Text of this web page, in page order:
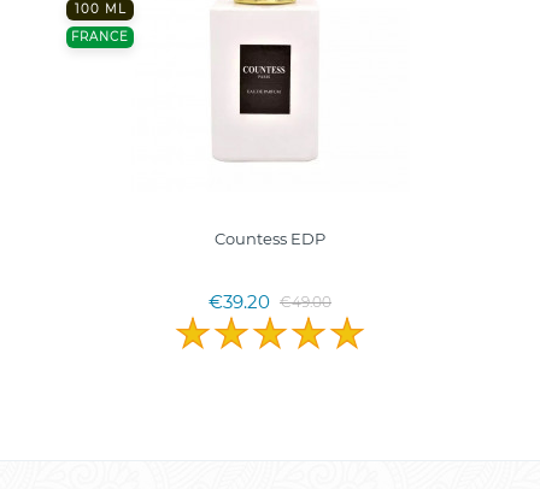
100 ML
FRANCE
Countess EDP
€39.20 €49.00